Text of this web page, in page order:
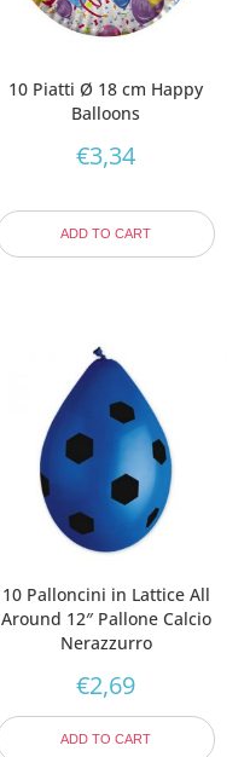
10 Piatti Ø 18 cm Happy
Balloons
€3,34
ADD TO CART
10 Palloncini in Lattice All
Around 12″ Pallone Calcio
Nerazzurro
€2,69
ADD TO CART